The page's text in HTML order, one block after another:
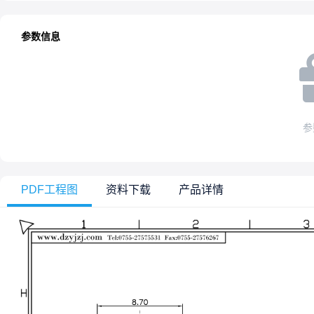
参数信息
PDF工程图 资料下载 产品详情